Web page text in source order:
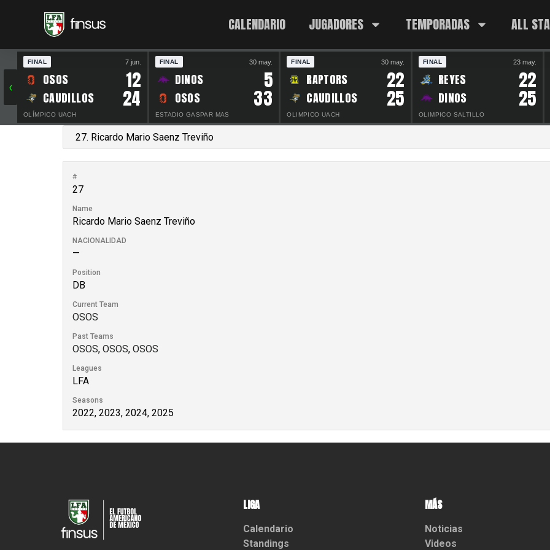
CALENDARIO JUGADORES TEMPORADAS ALL
‹
FINAL 7 jun.
OSOS 12
CAUDILLOS 24
OLÍMPICO UACH
FINAL 30 may.
DINOS 5
OSOS 33
ESTADIO GASPAR MAS
FINAL 30 may.
RAPTORS 22
CAUDILLOS 25
OLIMPICO UACH
FINAL 23 may.
REYES 22
DINOS 25
OLIMPICO SALTILLO
#
27
Name
Ricardo Mario Saenz Treviño
NACIONALIDAD
—
Position
DB
Current Team
OSOS
Past Teams
OSOS, OSOS, OSOS
Leagues
LFA
Seasons
2022, 2023, 2024, 2025
LIGA
Calendario
Standings
MÁS
Noticias
Videos